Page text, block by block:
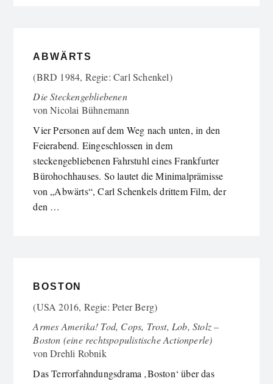
ABWÄRTS
(BRD 1984, Regie: Carl Schenkel)
Die Steckengebliebenen
vonNicolai Bühnemann
Vier Personen auf dem Weg nach unten, in den
Feierabend. Eingeschlossen in dem
steckengebliebenen Fahrstuhl eines Frankfurter
Bürohochhauses. So lautet die Minimalprämisse
von „Abwärts“, Carl Schenkels drittem Film, der
den …
BOSTON
(USA 2016, Regie: Peter Berg)
Armes Amerika! Tod, Cops, Trost, Lob, Stolz –
Boston (eine rechtspopulistische Actionperle)
vonDrehli Robnik
Das Terrorfahndungsdrama ‚Boston‘ über das